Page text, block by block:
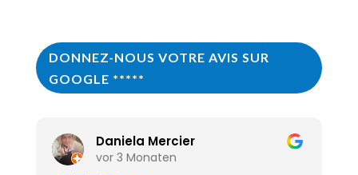
DONNEZ-NOUS VOTRE AVIS SUR
GOOGLE *****
Daniela Mercier
vor 3 Monaten